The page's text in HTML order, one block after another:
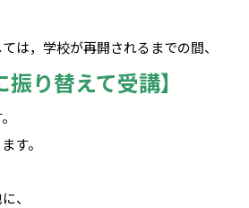
は，学校が再開されるまでの間、
振り替えて受講】
す。
、